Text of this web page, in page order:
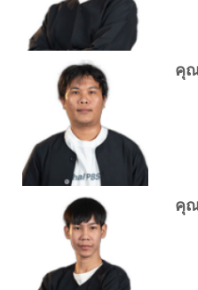
คุ
คุ